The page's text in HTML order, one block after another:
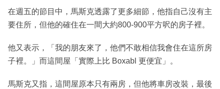
在週五的節目中，馬斯克透露了更多細節，他指自己沒有主
要住所，但他的確住在一間大約800-900平方呎的房子裡。
他又表示，「我的朋友來了，他們不敢相信我會住在這所房
子裡。」而這間屋「實際上比 Boxabl 更便宜」。
馬斯克又指，這間屋原本只有兩房，但他將車房改裝，最後